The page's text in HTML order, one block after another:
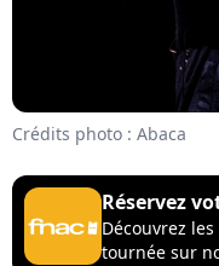
Crédits photo : Abaca
Réservez
Découvrez
tournée sur